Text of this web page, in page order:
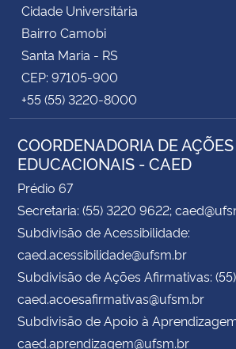
Cidade Universitária
Bairro Camobi
Santa Maria - RS
CEP: 97105-900
+55 (55) 3220-8000
COORDENADORIA DE AÇÕES
EDUCACIONAIS - CAED
Prédio 67
Secretaria: (55) 3220 9622;
Subdivisão de Acessibilidade:
caed.acessibilidade@ufsm.br
Subdivisão de Ações Afirmativas:
caed.acoesafirmativas@ufsm.br
Subdivisão de Apoio à
caed.aprendizagem@ufsm.br